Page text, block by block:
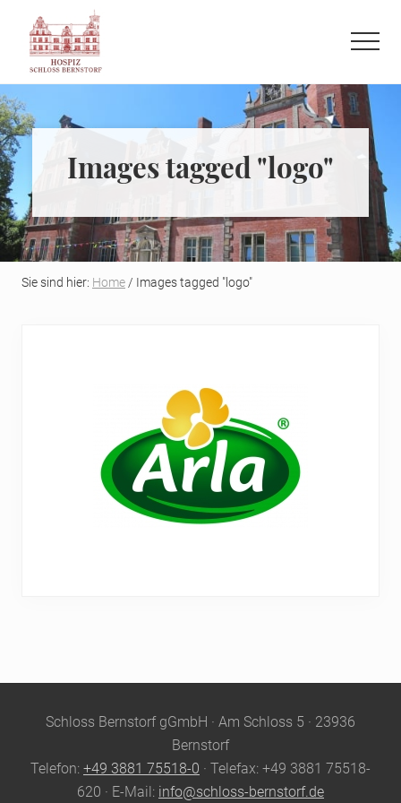
Menu
main
content
primary
sidebar
Refugium
auf
der
letzten
Reise
Menu
Images tagged "logo"
Sie sind hier: Home / Images tagged "logo"
SiteSchloss Bernstorf gGmbH · Am Schloss 5 · 23936
Bernstorf
Telefon: +49 3881 75518-0 · Telefax: +49 3881 75518-
620 · E-Mail: info@schloss-bernstorf.de